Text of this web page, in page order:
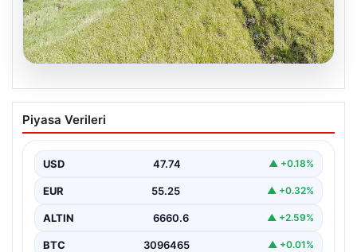
Tarımsal destekleme ödemeleri bugün
hesaplara yatacak
Piyasa Verileri
USD 47.74 ▲ +0.18%
EUR 55.25 ▲ +0.32%
ALTIN 6660.6 ▲ +2.59%
BTC 3096465 ▲ +0.01%